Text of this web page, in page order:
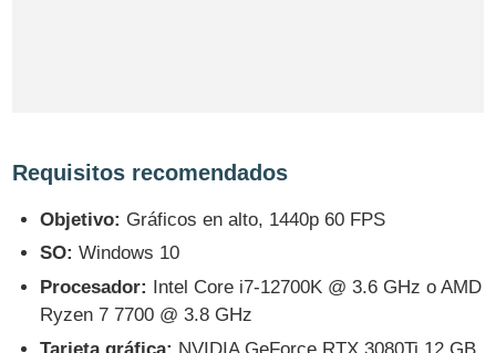
Requisitos recomendados
Objetivo: Gráficos en alto, 1440p 60 FPS
SO: Windows 10
Procesador:
Intel Core i7-12700K @ 3.6 GHz o AMD
Ryzen 7 7700 @ 3.8 GHz